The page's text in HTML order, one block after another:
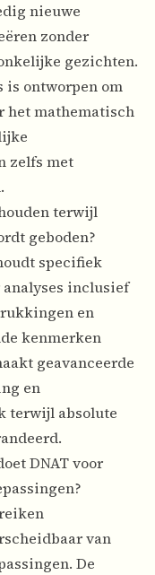
nieuwe
zonder
gezichten.
is ontworpen om
het mathematisch
zelfs met
terwijl
geboden?
specifiek
inclusief
en
kenmerken
geavanceerde
en
terwijl absolute
DNAT voor
van
De